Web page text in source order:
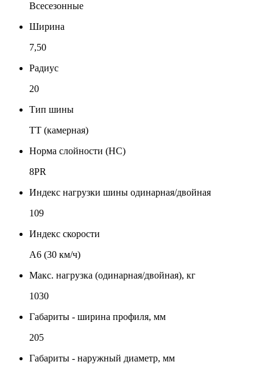
Всесезонные
Ширина
7,50
Радиус
20
Тип шины
TT (камерная)
Норма слойности (НС)
8PR
Индекс нагрузки шины одинарная/двойная
109
Индекс скорости
А6 (30 км/ч)
Макс. нагрузка (одинарная/двойная), кг
1030
Габариты - ширина профиля, мм
205
Габариты - наружный диаметр, мм